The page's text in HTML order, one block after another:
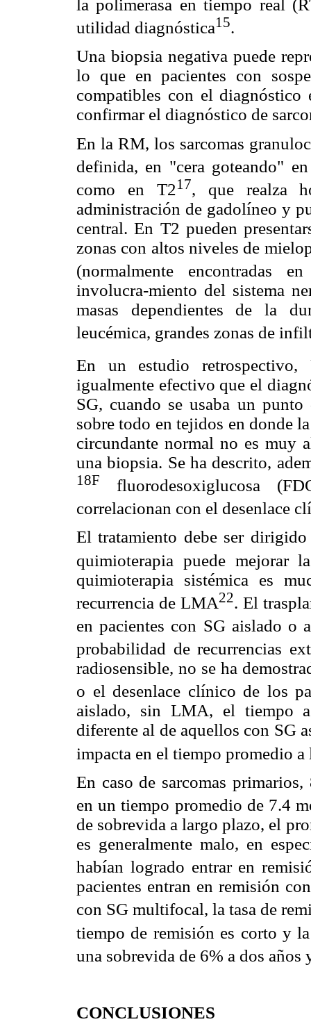
la polimerasa en tiempo real
utilidad diagnóstica15.
Una biopsia negativa puede
lo que en pacientes con
compatibles con el
confirmar el diagnóstico de
En la RM, los sarcomas
definida, en "cera goteando"
como en T217, que realza
administración de gadolíneo y
central. En T2 pueden
zonas con altos niveles de
(normalmente encontradas
involucra-miento del sistema
masas dependientes de la
leucémica, grandes zonas de
En un estudio retrospectivo,
igualmente efectivo que el
SG, cuando se usaba un
sobre todo en tejidos en donde
circundante normal no es muy
una biopsia. Se ha descrito,
18F
fluorodesoxiglucosa
correlacionan con el desenlace
El tratamiento debe ser
quimioterapia puede mejorar
quimioterapia sistémica es
recurrencia de LMA22. El
en pacientes con SG aislado o
probabilidad de recurrencias
radiosensible, no se ha
o el desenlace clínico de los
aislado, sin LMA, el tiempo
diferente al de aquellos con SG
impacta en el tiempo promedio
En caso de sarcomas
en un tiempo promedio de 7.4
de sobrevida a largo plazo, el
es generalmente malo, en
habían logrado entrar en
pacientes entran en remisión
con SG multifocal, la tasa de
tiempo de remisión es corto y
una sobrevida de 6% a dos años
CONCLUSIONES